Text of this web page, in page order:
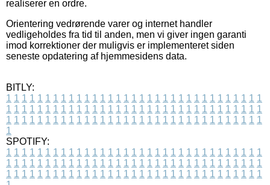
realiserer en ordre.
Orientering vedrørende varer og internet handler
vedligeholdes fra tid til anden, men vi giver ingen garanti
imod korrektioner der muligvis er implementeret siden
seneste opdatering af hjemmesidens data.
BITLY:
1 1 1 1 1 1 1 1 1 1 1 1 1 1 1 1 1 1 1 1 1 1 1 1 1 1 1 1 1 1 1 1 1
1 1 1 1 1 1 1 1 1 1 1 1 1 1 1 1 1 1 1 1 1 1 1 1 1 1 1 1 1 1 1 1 1
1 1 1 1 1 1 1 1 1 1 1 1 1 1 1 1 1 1 1 1 1 1 1 1 1 1 1 1 1 1 1 1 1
1
SPOTIFY:
1 1 1 1 1 1 1 1 1 1 1 1 1 1 1 1 1 1 1 1 1 1 1 1 1 1 1 1 1 1 1 1 1
1 1 1 1 1 1 1 1 1 1 1 1 1 1 1 1 1 1 1 1 1 1 1 1 1 1 1 1 1 1 1 1 1
1 1 1 1 1 1 1 1 1 1 1 1 1 1 1 1 1 1 1 1 1 1 1 1 1 1 1 1 1 1 1 1 1